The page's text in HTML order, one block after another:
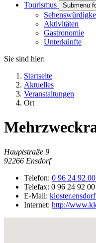
Tourismus
Submenu
Aktivitäten
Gastronomie
Unterkünfte
Sie sind hier:
Startseite
Aktuelles
Veranstaltungen
Ort
Hauptstraße 9
92266 Ensdorf
Telefon: 0 96 24 92
Telefax: 0 96 24 92
E-Mail:
Internet: http://